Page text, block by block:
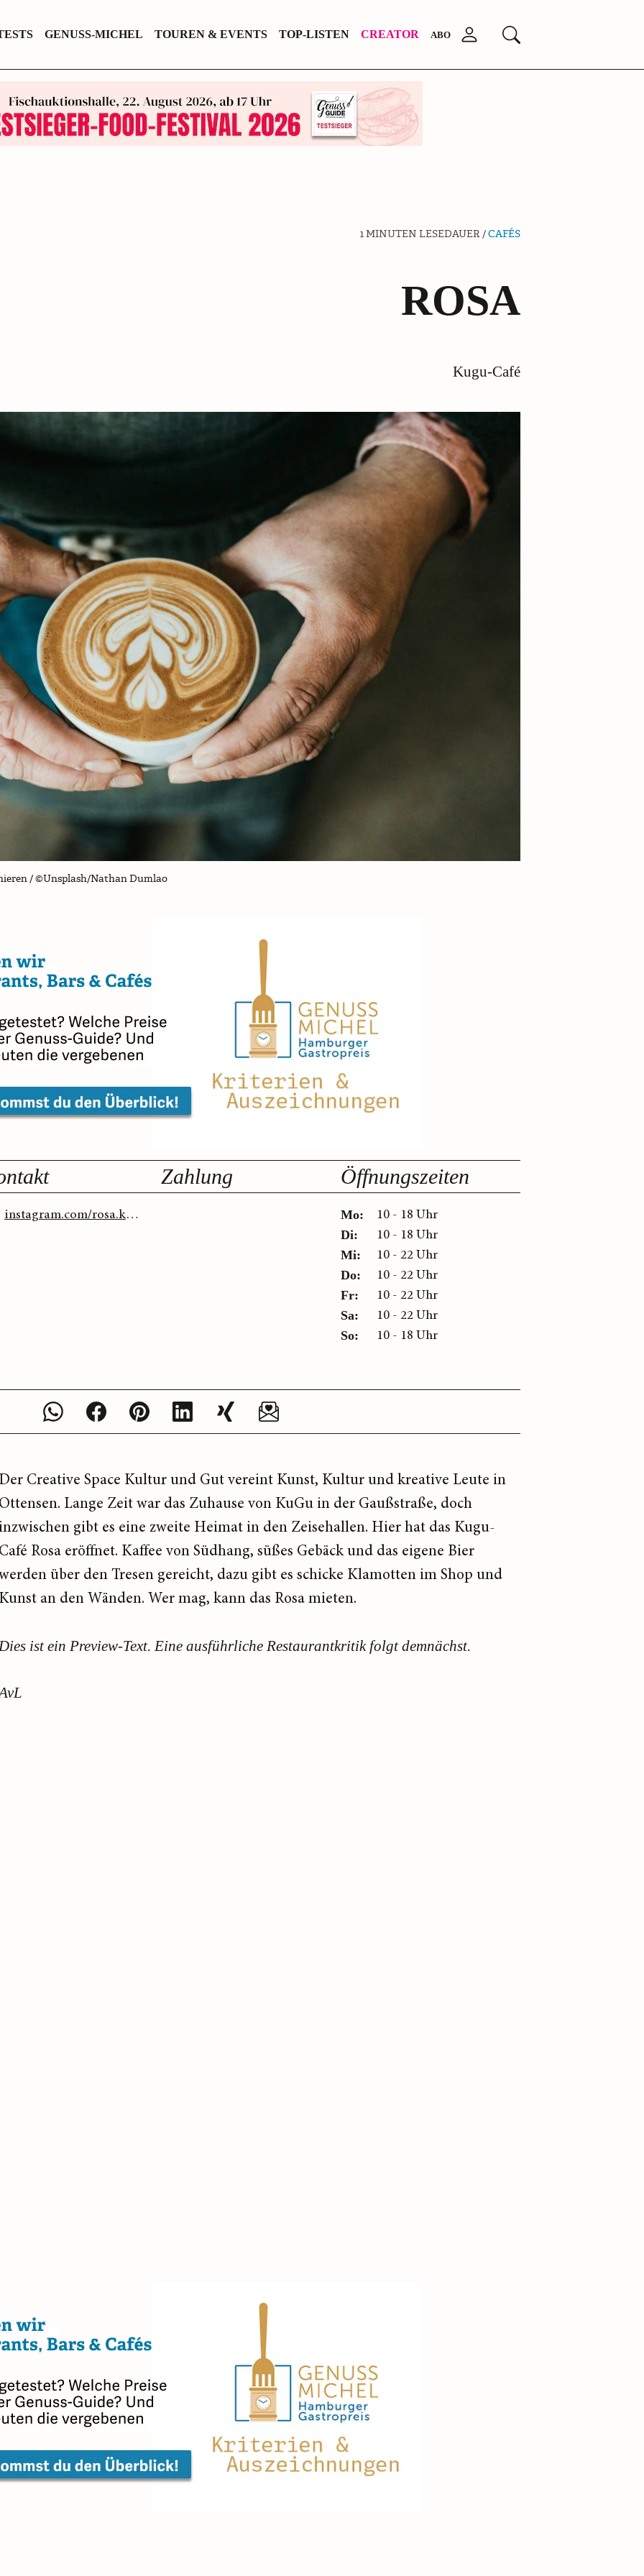
GENUSS-MICHEL TOUREN & EVENTS TOP-LISTEN CREATOR ABO AnmeldenSuchen
1 MINUTEN LESEDAUER /CAFÉS
ROSA
Kugu-Café
/ ©Unsplash/Nathan Dumlao
instagram.com/rosa.kugu
Zahlung Öffnungszeiten
Mo: 10 - 18 Uhr
Di: 10 - 18 Uhr
Mi: 10 - 22 Uhr
Do: 10 - 22 Uhr
Fr: 10 - 22 Uhr
Sa: 10 - 22 Uhr
So: 10 - 18 Uhr
Der Creative Space Kultur und Gut vereint Kunst, Kultur und kreative Leute in
Ottensen. Lange Zeit war das Zuhause von KuGu in der Gaußstraße, doch
inzwischen gibt es eine zweite Heimat in den Zeisehallen. Hier hat das Kugu-
Café Rosa eröffnet. Kaffee von Südhang, süßes Gebäck und das eigene Bier
über den Tresen gereicht, dazu gibt es schicke Klamotten im Shop und
Kunst an den Wänden. Wer mag, kann das Rosa mieten.
Dies ist ein Preview-Text. Eine ausführliche Restaurantkritik folgt demnächst.